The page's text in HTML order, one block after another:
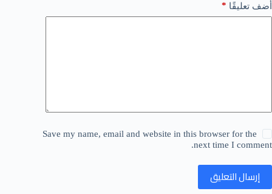
أضف تعليقًا *
Save my name, email and website in this browser for the
next time I comment.
إرسال التعليق